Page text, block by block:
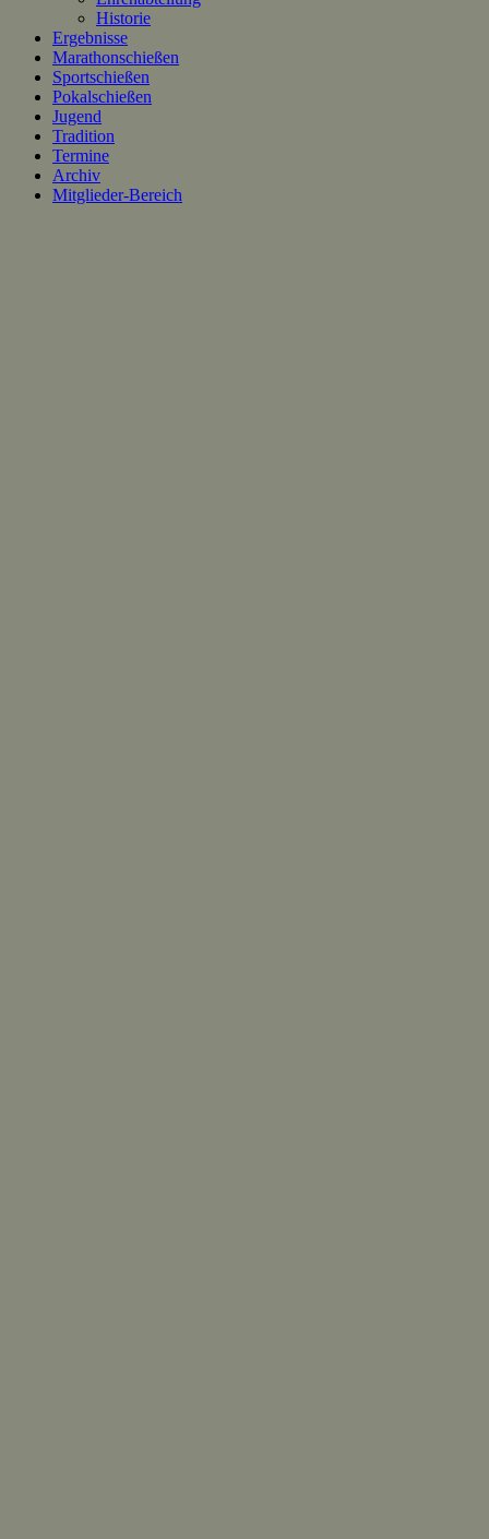
Historie
Ergebnisse
Marathonschießen
Sportschießen
Pokalschießen
Jugend
Tradition
Termine
Archiv
Mitglieder-Bereich